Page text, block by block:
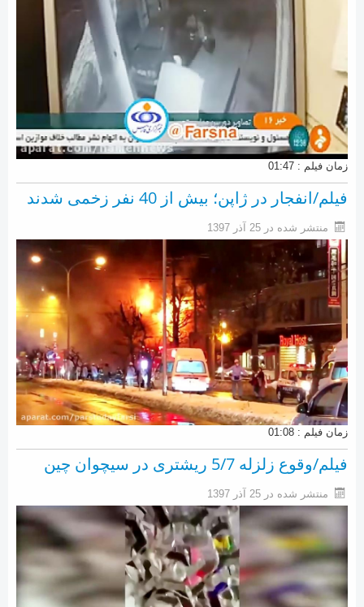
زمان فیلم : 01:47
فیلم/انفجار در ژاپن؛ بیش از 40 نفر زخمی شدند
منتشر شده در 25 آذر 1397
زمان فیلم : 01:08
فیلم/وقوع زلزله 5/7 ریشتری در سیچوان چین
منتشر شده در 25 آذر 1397